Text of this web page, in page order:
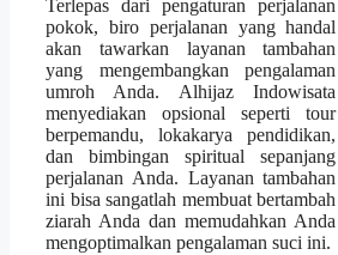
Terlepas dari pengaturan perjalanan
pokok, biro perjalanan yang handal
akan tawarkan layanan tambahan
yang mengembangkan pengalaman
umroh Anda. Alhijaz Indowisata
menyediakan opsional seperti tour
berpemandu, lokakarya pendidikan,
dan bimbingan spiritual sepanjang
perjalanan Anda. Layanan tambahan
ini bisa sangatlah membuat bertambah
ziarah Anda dan memudahkan Anda
mengoptimalkan pengalaman suci ini.